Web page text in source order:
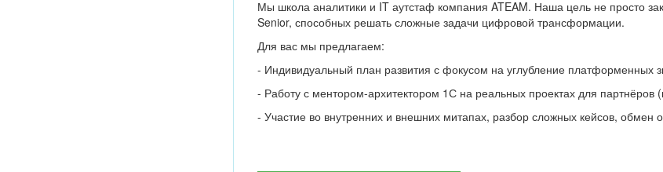
Мы школа аналитики и IT аутстаф компания ATEAM. Наша цель не просто
Senior, способных решать сложные задачи цифровой трансформации.
Для вас мы предлагаем:
- Индивидуальный план развития с фокусом на углубление платформенных
- Работу с ментором-архитектором 1С на реальных проектах для партнёров
- Участие во внутренних и внешних митапах, разбор сложных кейсов, обмен